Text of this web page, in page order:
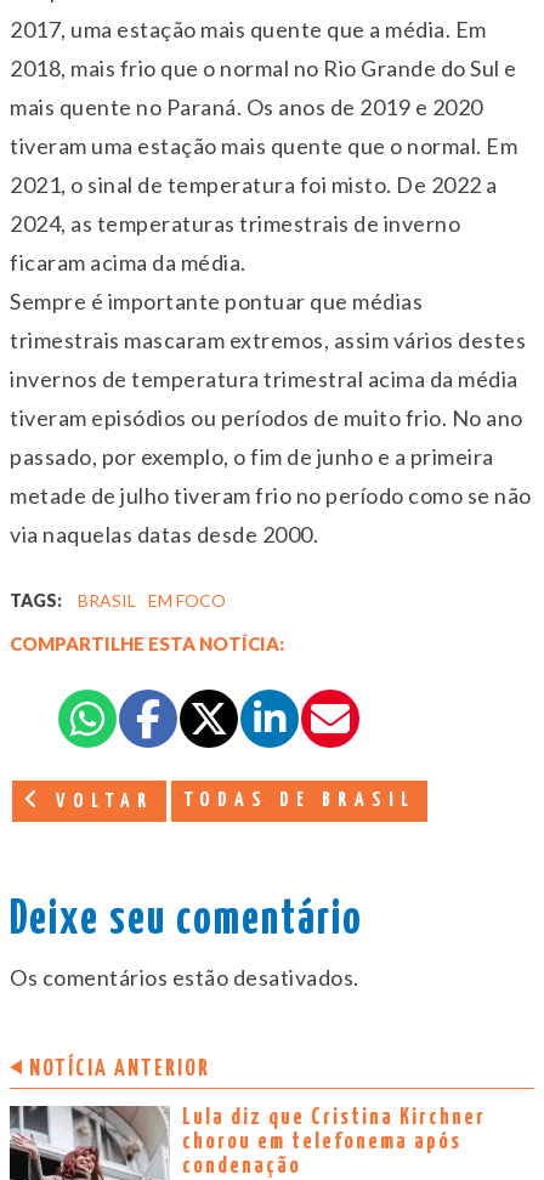
2017, uma estação mais quente que a média. Em
2018, mais frio que o normal no Rio Grande do Sul e
mais quente no Paraná. Os anos de 2019 e 2020
tiveram uma estação mais quente que o normal. Em
2021, o sinal de temperatura foi misto. De 2022 a
2024, as temperaturas trimestrais de inverno
ficaram acima da média.
Sempre é importante pontuar que médias
trimestrais mascaram extremos, assim vários destes
invernos de temperatura trimestral acima da média
tiveram episódios ou períodos de muito frio. No ano
passado, por exemplo, o fim de junho e a primeira
metade de julho tiveram frio no período como se não
via naquelas datas desde 2000.
TAGS: BRASIL EM FOCO
COMPARTILHE ESTA NOTÍCIA:
VOLTAR TODAS DE BRASIL
Deixe seu comentário
Os comentários estão desativados.
NOTÍCIA ANTERIOR
Lula diz que Cristina Kirchner
chorou em telefonema após
condenação